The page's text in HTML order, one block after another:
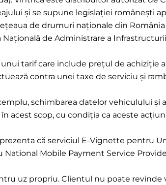
și se supune legislației românești
de drumuri naționale din România
de Administrare a
tarif care include prețul de achiziție
contra unei taxe de serviciu și
schimbarea datelor vehiculului
scop, cu condiția ca aceste
că serviciul E-Vignette pentru
Mobile Payment Service
uz propriu. Clientul nu poate